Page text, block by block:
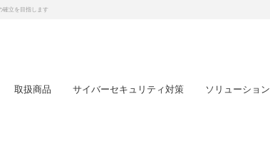
確立を目指します
取扱商品 サイバーセキュリティ対策 ソリューション